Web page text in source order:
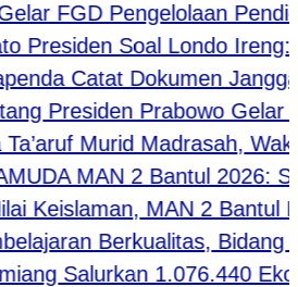
FGD Pengelolaan
Soal Londo Ireng:
Catat Dokumen Janggal:
Presiden Prabowo Gelar
Murid Madrasah, Waka
MAN 2 Bantul 2026:
MAN 2 Bantul
Berkualitas, Bidang
Salurkan 1.076.440 Ekor